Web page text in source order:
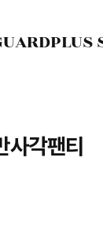
PLUS
각팬티